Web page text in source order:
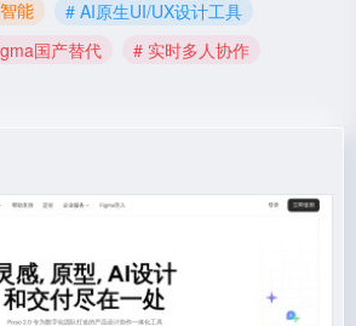
能
# AI原生UI/UX设计工具
国产替代
# 实时多人协作